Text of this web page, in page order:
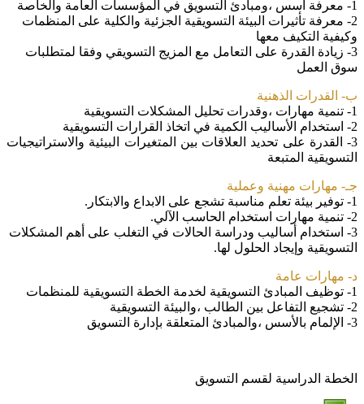
1- معرفة أسس ،ومبادئ التسويق في المؤسسات العامة والخاصة
2- معرفة تأثيرات البيئة التسويقية الجزئية والكلية على المنظمات
وكيفية التكيف معها
3- زيادة القدرة على التعامل مع المزيج التسويقي وفقا لمتطلبات
سوق العمل
ب- القدرات الذهنية
1- تنمية مهارات ،وقدرات تحليل المشكلات التسويقية
2- استخدام الأساليب الكمية في اتخاذ القرارات التسويقية
3- القدرة على تحديد العلاقات بين المتغيرات البيئية والاستراتيجيات
التسويقية المتبعة
جـ- مهارات مهنية وعملية
1- توفير بيئة تعلم مناسبة تشجع على الابداع والابتكار.
2- تنمية مهارات استخدام الحاسب الآلي.
3- استخدام أساليب ودراسة الحالات في التغلب على أهم المشكلات
التسويقية وإيجاد الحلول لها.
د- مهارات عامة
1- توظيف المبادئ التسويقية لخدمة الخطة التسويقية للمنظمات
2- تشجيع التفاعل بين الطالب ،والبيئة التسويقية
3- الإلمام بالأسس ،والمبادئ المتعلقة بإدارة التسويق
الخطة الدراسية لقسم التسويق